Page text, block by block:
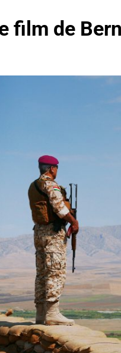
film de